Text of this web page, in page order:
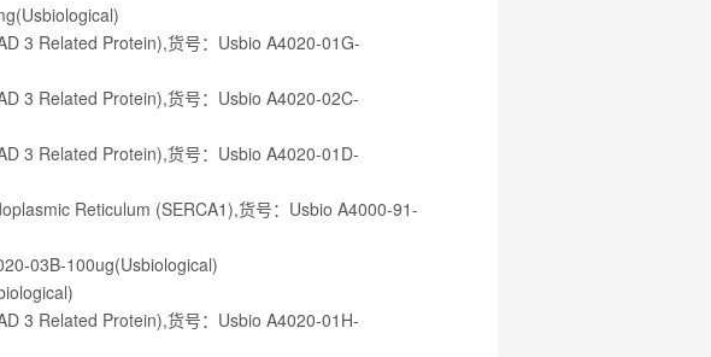
3 Related Protein),货号：Usbio A4020-01G-
3 Related Protein),货号：Usbio A4020-02C-
3 Related Protein),货号：Usbio A4020-01D-
Reticulum (SERCA1),货号：Usbio A4000-91-
03B-100ug(Usbiological)
3 Related Protein),货号：Usbio A4020-01H-